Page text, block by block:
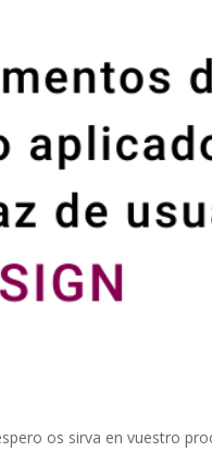
os sirva en vuestro